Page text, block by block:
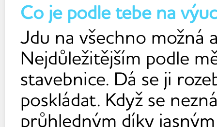
Co je podle tebe na
Jdu na všechno možná
Nejdůležitějším podle
stavebnice. Dá se ji
poskládat. Když se
průhledným díky